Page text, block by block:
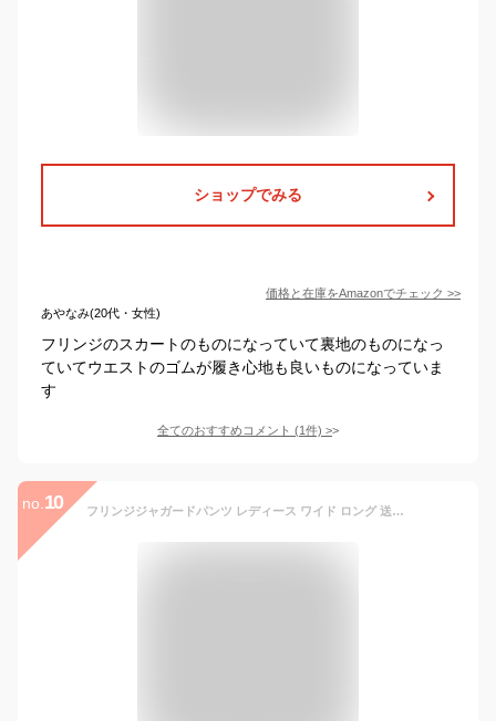
ショップでみる
価格と在庫をAmazonでチェック >>
あやなみ(20代・女性)
フリンジのスカートのものになっていて裏地のものになっ
ていてウエストのゴムが履き心地も良いものになっていま
す
全てのおすすめコメント (1件) >
no. 10 フリンジジャガードパンツ レディース ワイド ロング 送料無料・メール便不可